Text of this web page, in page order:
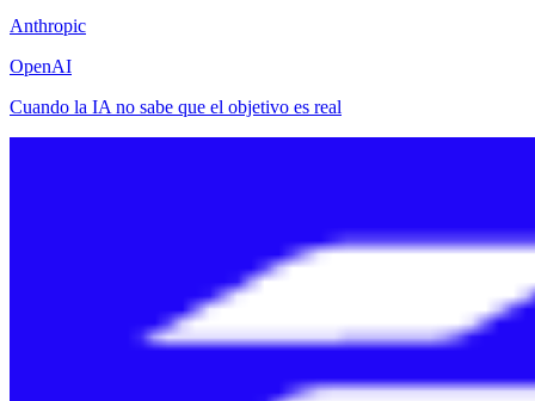
Anthropic
OpenAI
Cuando la IA no sabe que el objetivo es real